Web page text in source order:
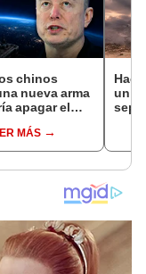
chinos
nueva arma
apagar el
como
Elon Musk
MÁS
un